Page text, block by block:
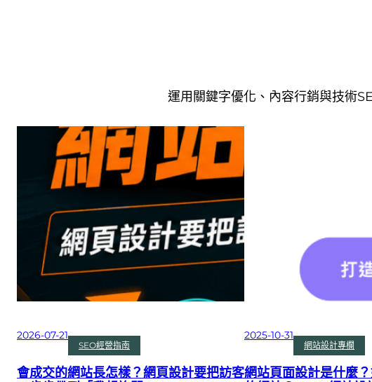
運用關鍵字優化、內容行銷與技術
2026-07-21
SEO經營指南
會成交的網站長怎樣？網頁設計要把訪客
2025-10-31
網站設計專欄
網站頁面設計是什麼